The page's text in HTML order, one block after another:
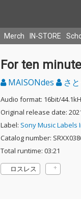
Merch IN-STORE
For ten
MAISONdes さと
Audio format: 16bit/
Original release date:
Label: Sony Music Labels
Catalog number:
Total runtime: 03:21
ロスレス